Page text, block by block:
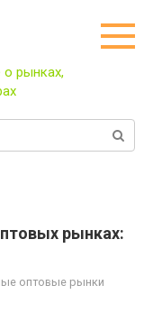
о рынках,
рынках:
оптовые рынки